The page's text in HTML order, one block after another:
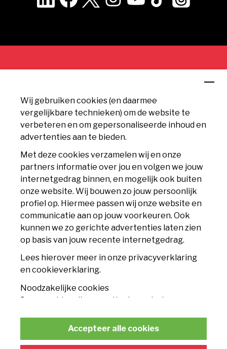
Wij gebruiken cookies (en daarmee
vergelijkbare technieken) om de website te
verbeteren en om gepersonaliseerde inhoud en
advertenties aan te bieden.
Met deze cookies verzamelen wij en onze
partners informatie over jou en volgen we jouw
internetgedrag binnen, en mogelijk ook buiten
onze website. Wij bouwen zo jouw persoonlijk
profiel op. Hiermee passen wij onze website en
communicatie aan op jouw voorkeuren. Ook
kunnen we zo gerichte advertenties laten zien
op basis van jouw recente internetgedrag.
Lees hierover meer in onze privacyverklaring
en cookieverklaring.
Noodzakelijke cookies
Deze cookies zijn essentieel voor het
conform de wet niet worden uitgeschakeld.
Statistische cookies
Accepteer alle cookies
MVV Maastricht
Geusseltweg 11
6225 XS Maastricht
info@mvv.nl
CLUB
Accommodatie
Nieuws
Contact
TICKETS
Seizoenskaart